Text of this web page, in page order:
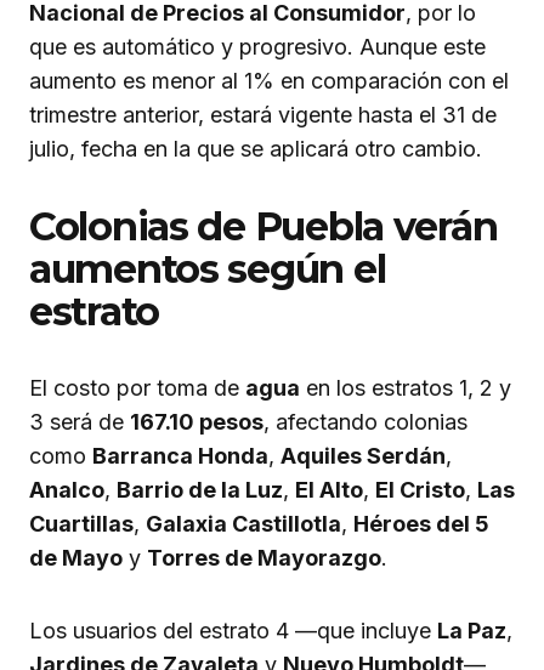
Nacional de Precios al Consumidor, por lo
que es automático y progresivo. Aunque este
aumento es menor al 1% en comparación con el
trimestre anterior, estará vigente hasta el 31 de
julio, fecha en la que se aplicará otro cambio.
Colonias de Puebla verán
aumentos según el
estrato
El costo por toma de agua en los estratos 1, 2 y
3 será de 167.10 pesos, afectando colonias
como Barranca Honda, Aquiles Serdán,
Analco, Barrio de la Luz, El Alto, El Cristo, Las
Cuartillas, Galaxia Castillotla, Héroes del 5
de Mayo y Torres de Mayorazgo.
Los usuarios del estrato 4 —que incluye La Paz,
Jardines de Zavaleta y Nuevo Humboldt—